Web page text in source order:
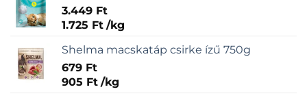
3.449 Ft
1.725 Ft /kg
Shelma macskatáp csirke ízű 750g
679 Ft
905 Ft /kg